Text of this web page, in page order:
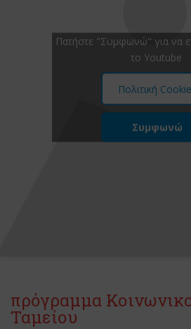
Πατήστε "Συμφωνώ" για να
το Youtube
Πολιτική
Συμφωνώ
πρόγραμμα
Ταμείου